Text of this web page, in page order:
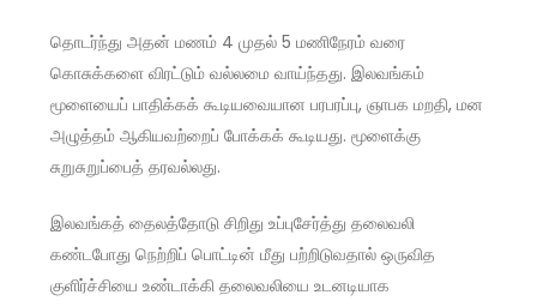
தொடர்ந்து அதன் மணம் 4 முதல் 5 மணிநேரம் வரை
கொசுக்களை விரட்டும் வல்லமை வாய்ந்தது. இலவங்கம்
மூளையைப் பாதிக்கக் கூடியவையான பரபரப்பு, ஞாபக மறதி, மன
அழுத்தம் ஆகியவற்றைப் போக்கக் கூடியது. மூளைக்கு
சுறுசுறுப்பைத் தரவல்லது.
இலவங்கத் தைலத்தோடு சிறிது உப்புசேர்த்து தலைவலி
கண்டபோது நெற்றிப் பொட்டின் மீது பற்றிடுவதால் ஒருவித
குளிர்ச்சியை உண்டாக்கி தலைவலியை உடனடியாக